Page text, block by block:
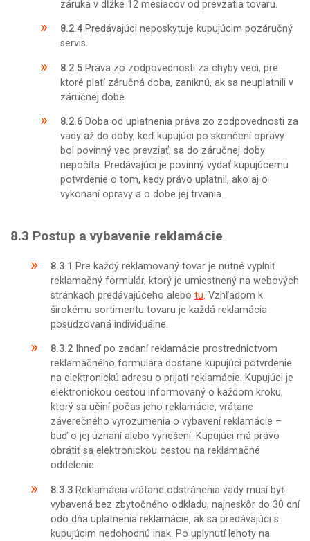
záruka v dĺžke 12 mesiacov od prevzatia tovaru.
8.2.4 Predávajúci neposkytuje kupujúcim pozáručný
servis.
8.2.5 Práva zo zodpovednosti za chyby veci, pre
ktoré platí záručná doba, zaniknú, ak sa neuplatnili v
záručnej dobe.
8.2.6 Doba od uplatnenia práva zo zodpovednosti za
vady až do doby, keď kupujúci po skončení opravy
bol povinný vec prevziať, sa do záručnej doby
nepočíta. Predávajúci je povinný vydať kupujúcemu
potvrdenie o tom, kedy právo uplatnil, ako aj o
vykonaní opravy a o dobe jej trvania.
8.3 Postup a vybavenie reklamácie
8.3.1 Pre každý reklamovaný tovar je nutné vyplniť
reklamačný formulár, ktorý je umiestnený na webových
stránkach predávajúceho alebo tu. Vzhľadom k
širokému sortimentu tovaru je každá reklamácia
posudzovaná individuálne.
8.3.2Ihneď po zadaní reklamácie prostredníctvom
reklamačného formulára dostane kupujúci potvrdenie
na elektronickú adresu o prijatí reklamácie. Kupujúci je
elektronickou cestou informovaný o každom kroku,
ktorý sa učiní počas jeho reklamácie, vrátane
záverečného vyrozumenia o vybavení reklamácie –
buď o jej uznaní alebo vyriešení. Kupujúci má právo
obrátiť sa elektronickou cestou na reklamačné
oddelenie.
8.3.3Reklamácia vrátane odstránenia vady musí byť
vybavená bez zbytočného odkladu, najneskôr do 30 dní
odo dňa uplatnenia reklamácie, ak sa predávajúci s
kupujúcim nedohodnú inak. Po uplynutí lehoty na